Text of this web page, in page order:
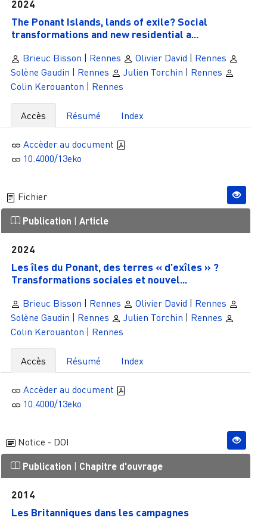
2024
The Ponant Islands, lands of exile? Social
transformations and new residential a...
Brieuc Bisson | Rennes Olivier David | Rennes
Solène Gaudin | Rennes Julien Torchin | Rennes
Colin Kerouanton | Rennes
Accès Résumé Index
Accèder au document
10.4000/13eko
Fichier
Publication | Article
2024
Les îles du Ponant, des terres « d’exîles » ?
Transformations sociales et nouvel...
Brieuc Bisson | Rennes Olivier David | Rennes
Solène Gaudin | Rennes Julien Torchin | Rennes
Colin Kerouanton | Rennes
Accès Résumé Index
Accèder au document
10.4000/13eko
Notice - DOI
Publication | Chapitre d'ouvrage
2014
Les Britanniques dans les campagnes